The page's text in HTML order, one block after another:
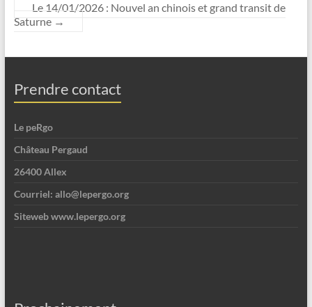
Le 14/01/2026 : Nouvel an chinois et grand transit de
Saturne →
Prendre contact
Le peRgo
Château Pergaud
26400 Allex
Courriel: allo@lepergo.org
Siteweb www.lepergo.org